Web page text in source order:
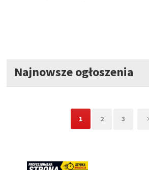
Najnowsze ogłoszenia
1 2 3